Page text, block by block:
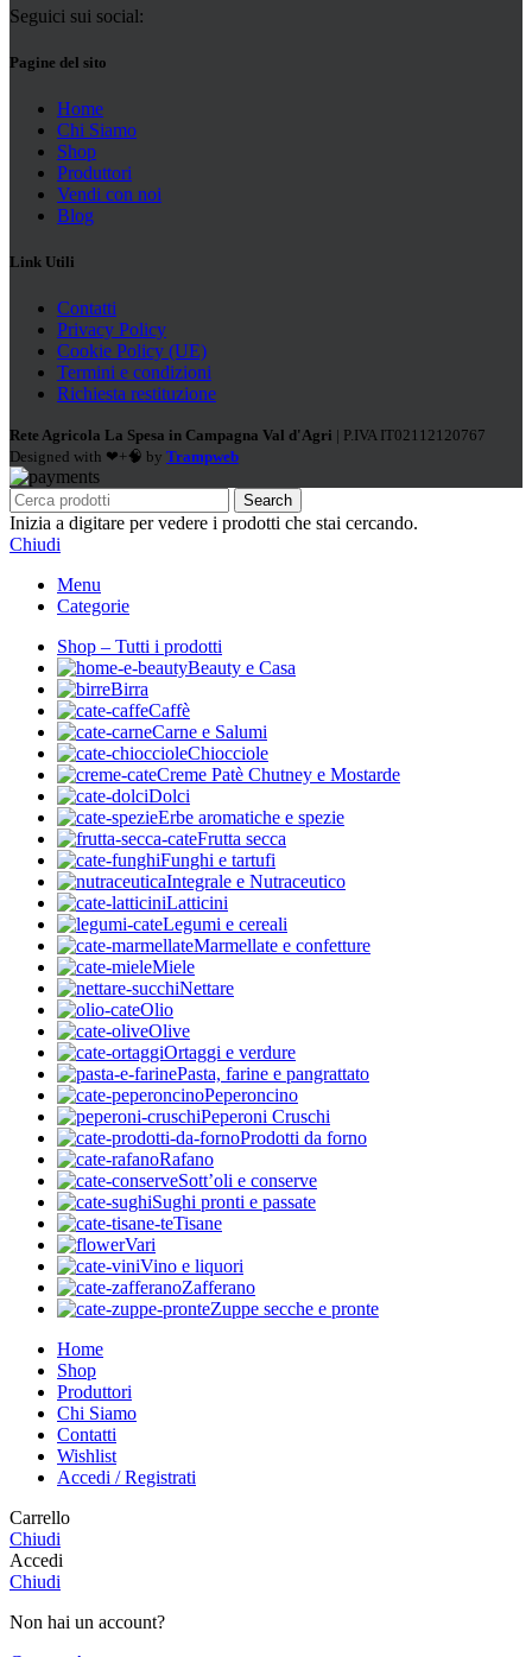
Seguici sui social:
Pagine del sito
Home
Chi Siamo
Shop
Produttori
Vendi con noi
Blog
Link Utili
Contatti
Privacy Policy
Cookie Policy (UE)
Termini e condizioni
Richiesta restituzione
Rete Agricola La Spesa in Campagna Val d'Agri | P.IVA IT02112120767
Designed with ❤+🧠 by Trampweb
Search
Inizia a digitare per vedere i prodotti che stai cercando.
Chiudi
Menu
Categorie
Shop – Tutti i prodotti
Beauty e Casa
Birra
Caffè
Carne e Salumi
Chiocciole
Creme Patè Chutney e Mostarde
Dolci
Erbe aromatiche e spezie
Frutta secca
Funghi e tartufi
Integrale e Nutraceutico
Latticini
Legumi e cereali
Marmellate e confetture
Miele
Nettare
Olio
Olive
Ortaggi e verdure
Pasta, farine e pangrattato
Peperoncino
Peperoni Cruschi
Prodotti da forno
Rafano
Sott’oli e conserve
Sughi pronti e passate
Tisane
Vari
Vino e liquori
Zafferano
Zuppe secche e pronte
Home
Shop
Produttori
Chi Siamo
Contatti
Wishlist
Accedi / Registrati
Carrello
Chiudi
Accedi
Chiudi
Non hai un account?